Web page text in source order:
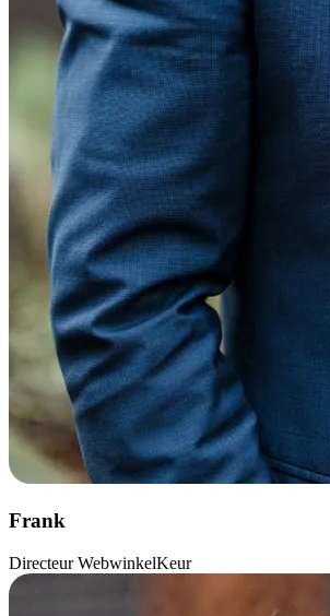
Frank
Directeur WebwinkelKeur